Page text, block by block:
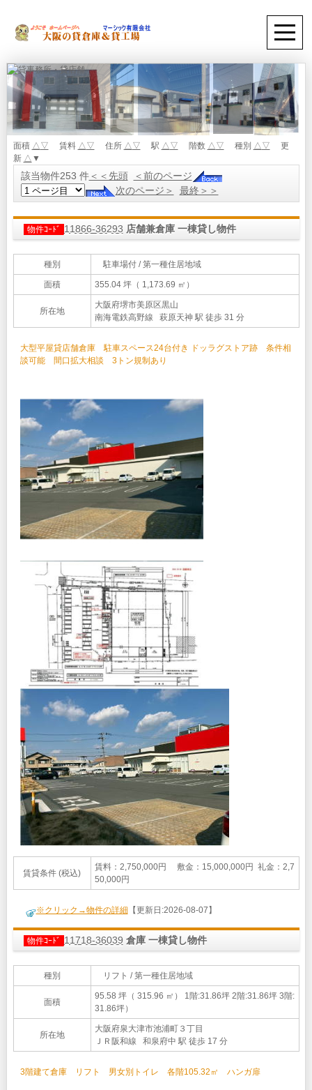
面積 △▽ 賃料 △▽ 住所 △▽ 駅 △▽ 階数 △▽ 種別 △▽ 更
新 △ ▼
該当物件253 件＜＜先頭
＜前のページ
次のページ＞
最終＞＞
物件ｺｰﾄﾞ 11866-36293 店舗兼倉庫 一棟貸し物件
種別 駐車場付 / 第一種住居地域
面積 355.04 坪（ 1,173.69 ㎡）
所在地
大阪府堺市美原区黒山
南海電鉄高野線 萩原天神 駅 徒歩 31 分
大型平屋貸店舗倉庫 駐車スペース24台付き ドッラグストア跡 条件相
談可能 間口拡大相談 3トン規制あり
賃貸条件 (税込)
賃料：2,750,000円 敷金：15,000,000円 礼金：2,7
50,000円
※クリック→物件の詳細 【更新日:2026-08-07】
物件ｺｰﾄﾞ 11718-36039 倉庫 一棟貸し物件
種別 リフト / 第一種住居地域
面積
95.58 坪（ 315.96 ㎡）
1階:31.86坪 2階:31.86坪 3階:
31.86坪）
所在地
大阪府泉大津市池浦町３丁目
ＪＲ阪和線 和泉府中 駅 徒歩 17 分
3階建て倉庫 リフト 男女別トイレ 各階105.32㎡ ハンガ扉